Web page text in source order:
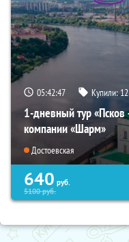
05:42:46 Купили:12
1-дневный тур
компании «Шарм»
Достоевская
640 руб.
5100руб.